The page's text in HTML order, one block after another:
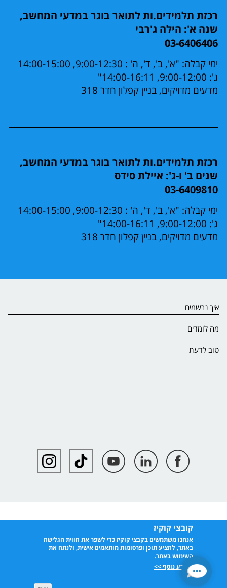
קובצי קוקיז
אנחנו משתמשים בקבצי קוקיז כדי לשפר את חווית הגלישה
באתר, להציע תוכן ופרסומות מותאמים אישית, ולנתח את
השימוש באתר.
למידע נוסף >>
רכזת תלמידים.ות לתואר בוגר במדעי המחשב,
שנה א': הילה ג'רבי
03-6406406
ימי קבלה: "א', ב', ד', ה' : 9:00-12:30, 14:00-15:00
ג': 9:00-12:00, 14:00-16:11"
מדעים מדויקים, בניין קפלון חדר 318
רכזת תלמידים.ות לתואר בוגר במדעי המחשב,
שנים ב' ו-ג': איילת סידס
03-6409810
ימי קבלה: "א', ב', ד', ה' : 9:00-12:30, 14:00-15:00
ג': 9:00-12:00, 14:00-16:11"
מדעים מדויקים, בניין קפלון חדר 318
איך נרשמים
מה לומדים
טוב לדעת